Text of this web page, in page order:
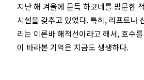
지난 해 겨울에 문득 하코네를 방문한
시설을 갖추고 있었다. 특히, 리프트나
리는 이른바 해적선이라고 해서, 호수
이 바라본 기억은 지금도 생생하다.